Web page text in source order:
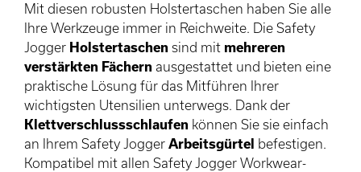
Mit diesen robusten Holstertaschen haben Sie alle
Ihre Werkzeuge immer in Reichweite. Die Safety
Jogger Holstertaschen sind mit mehreren
verstärkten Fächern ausgestattet und bieten eine
praktische Lösung für das Mitführen Ihrer
wichtigsten Utensilien unterwegs. Dank der
Klettverschlussschlaufen können Sie sie einfach
an Ihrem Safety Jogger Arbeitsgürtel befestigen.
Kompatibel mit allen Safety Jogger Workwear-